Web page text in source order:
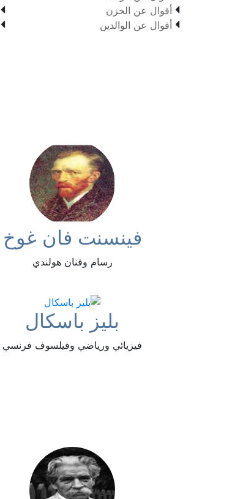
 أقوال عن الحزن
 أقوال عن الوالدين


فينسنت فان غوخ
رسام وفنان هولندي
بليز باسكال
فيزيائي ورياضي وفيلسوف فرنسي